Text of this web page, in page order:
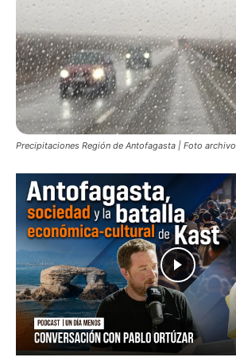
Precipitaciones Región de Antofagasta | Foto archivo